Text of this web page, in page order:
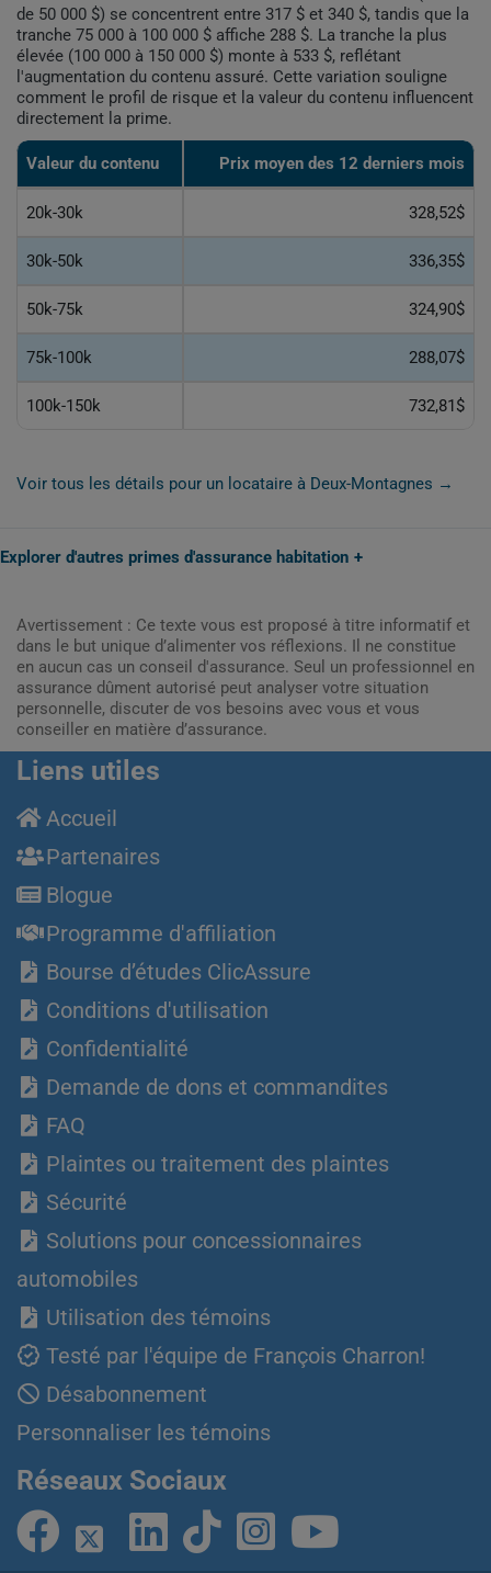
de 50 000 $) se concentrent entre 317 $ et 340 $, tandis que la
tranche 75 000 à 100 000 $ affiche 288 $. La tranche la plus
élevée (100 000 à 150 000 $) monte à 533 $, reflétant
l'augmentation du contenu assuré. Cette variation souligne
comment le profil de risque et la valeur du contenu influencent
directement la prime.
Valeur du contenu Prix moyen des 12 derniers mois
20k-30k 328,52$
30k-50k 336,35$
50k-75k 324,90$
75k-100k 288,07$
100k-150k 732,81$
Voir tous les détails pour un locataire à Deux-Montagnes →
Explorer d'autres primes d'assurance habitation
Avertissement : Ce texte vous est proposé à titre informatif et
dans le but unique d’alimenter vos réflexions. Il ne constitue
en aucun cas un conseil d'assurance. Seul un professionnel en
assurance dûment autorisé peut analyser votre situation
personnelle, discuter de vos besoins avec vous et vous
conseiller en matière d’assurance.
Liens utiles
Accueil
Partenaires
Blogue
Programme d'affiliation
Bourse d’études ClicAssure
Conditions d'utilisation
Confidentialité
Demande de dons et commandites
FAQ
Plaintes ou traitement des plaintes
Sécurité
Solutions pour concessionnaires
automobiles
Utilisation des témoins
Testé par l'équipe de François Charron!
Désabonnement
Personnaliser les témoins
Réseaux Sociaux